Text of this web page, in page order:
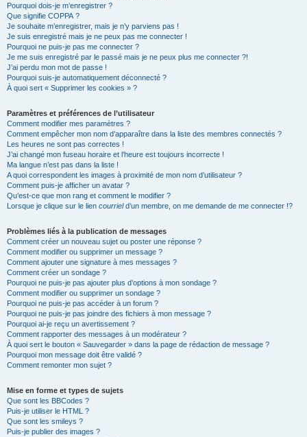
Pourquoi dois-je m’enregistrer ?
Que signifie COPPA ?
Je souhaite m’enregistrer, mais je n’y parviens pas !
Je suis enregistré mais je ne peux pas me connecter !
Pourquoi ne puis-je pas me connecter ?
Je me suis enregistré par le passé mais je ne peux plus me connecter ?!
J’ai perdu mon mot de passe !
Pourquoi suis-je automatiquement déconnecté ?
À quoi sert « Supprimer les cookies » ?
Paramètres et préférences de l’utilisateur
Comment modifier mes paramètres ?
Comment empêcher mon nom d’apparaître dans la liste des membres connectés ?
Les heures ne sont pas correctes !
J’ai changé mon fuseau horaire et l’heure est toujours incorrecte !
Ma langue n’est pas dans la liste !
A quoi correspondent les images à proximité de mon nom d’utilisateur ?
Comment puis-je afficher un avatar ?
Qu’est-ce que mon rang et comment le modifier ?
Lorsque je clique sur le lien courrield’un membre, on me demande de me connecter !?
Problèmes liés à la publication de messages
Comment créer un nouveau sujet ou poster une réponse ?
Comment modifier ou supprimer un message ?
Comment ajouter une signature à mes messages ?
Comment créer un sondage ?
Pourquoi ne puis-je pas ajouter plus d’options à mon sondage ?
Comment modifier ou supprimer un sondage ?
Pourquoi ne puis-je pas accéder à un forum ?
Pourquoi ne puis-je pas joindre des fichiers à mon message ?
Pourquoi ai-je reçu un avertissement ?
Comment rapporter des messages à un modérateur ?
À quoi sert le bouton « Sauvegarder » dans la page de rédaction de message ?
Pourquoi mon message doit être validé ?
Comment remonter mon sujet ?
Mise en forme et types de sujets
Que sont les BBCodes ?
Puis-je utiliser le HTML ?
Que sont les smileys ?
Puis-je publier des images ?